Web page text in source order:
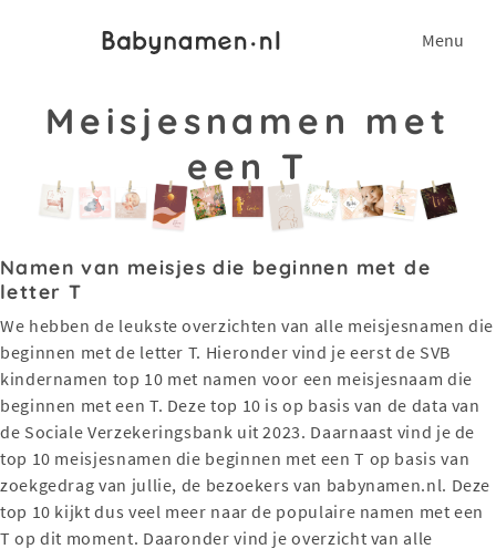
Menu
Meisjesnamen met
een T
Namen van meisjes die beginnen met de
letter T
We hebben de leukste overzichten van alle meisjesnamen die
beginnen met de letter T. Hieronder vind je eerst de SVB
kindernamen top 10 met namen voor een meisjesnaam die
beginnen met een T. Deze top 10 is op basis van de data van
de Sociale Verzekeringsbank uit 2023. Daarnaast vind je de
top 10 meisjesnamen die beginnen met een T op basis van
zoekgedrag van jullie, de bezoekers van babynamen.nl. Deze
top 10 kijkt dus veel meer naar de populaire namen met een
T op dit moment. Daaronder vind je overzicht van alle